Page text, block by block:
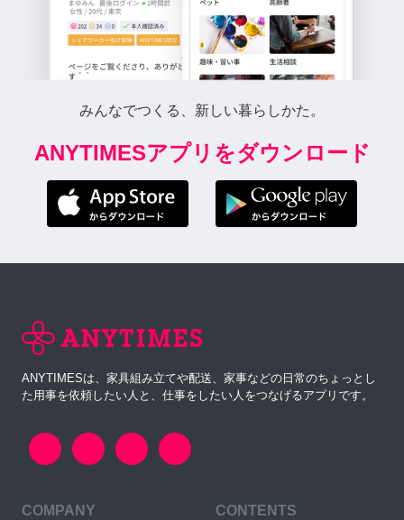
みんなでつくる、新しい暮らしかた。
ANYTIMESアプリをダウンロード
ANYTIMESは、家具組み立てや配送、家事などの日常のちょっとし
た用事を依頼したい人と、仕事をしたい人をつなげるアプリです。
COMPANY CONTENTS